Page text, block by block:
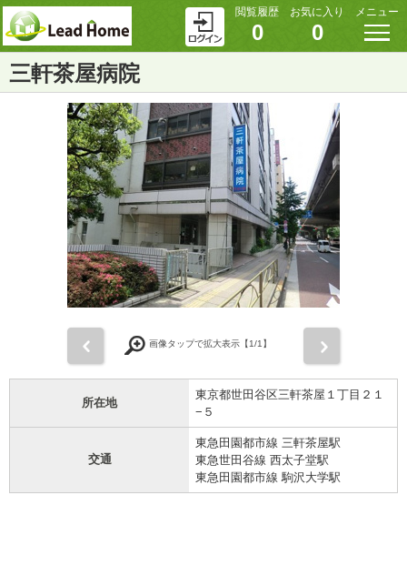
閲覧履歴
0
お気に入り
0
メニュー
三軒茶屋病院
画像タップで拡大表示【1/1】
所在地
東京都世田谷区三軒茶屋１丁目２１
−５
交通
東急田園都市線 三軒茶屋駅
東急世田谷線 西太子堂駅
東急田園都市線 駒沢大学駅